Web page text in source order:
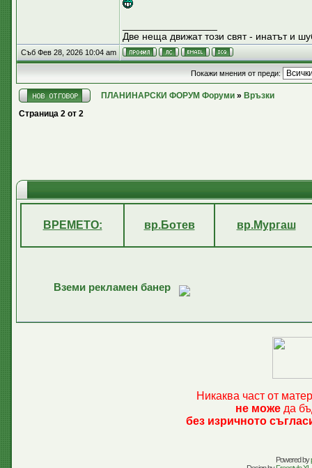
Две неща движат този свят - инатът и
Съб Фев 28, 2026 10:04 am
Покажи мнения от преди:
ПЛАНИНАРСКИ ФОРУМ Форуми » Връзки
Страница 2 от 2
ВРЕМЕТО: вр.Ботев вр.Мургаш
Вземи рекламен банер
Никаква част от
не може да
без изричното
Powered by